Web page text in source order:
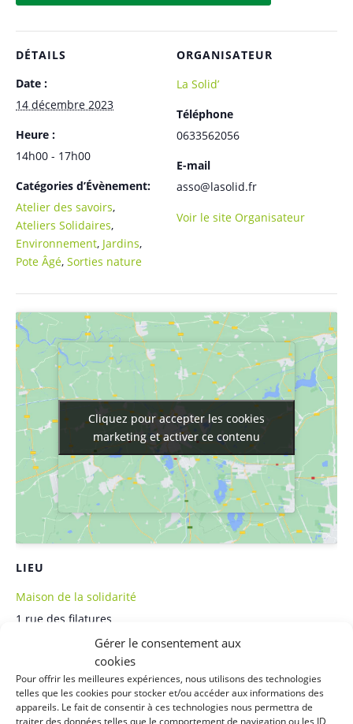
Gérer le consentement aux
cookies
Pour offrir les meilleures expériences, nous utilisons des technologies
telles que les cookies pour stocker et/ou accéder aux informations des
appareils. Le fait de consentir à ces technologies nous permettra de
traiter des données telles que le comportement de navigation ou les ID
DÉTAILS
Date :
14 décembre 2023
Heure :
14h00 - 17h00
Catégories d’Évènement:
Atelier des savoirs,
Ateliers Solidaires,
Environnement, Jardins,
Pote Âgé, Sorties nature
ORGANISATEUR
La Solid’
Téléphone
0633562056
E-mail
asso@lasolid.fr
Voir le site Organisateur
LIEU
Maison de la solidarité
1 rue des filatures
France + Google Map
06 33 56 20 56
Cliquez pour accepter les cookies
marketing et activer ce contenu
Cliquez pour accepter les cookies
marketing et activer ce contenu